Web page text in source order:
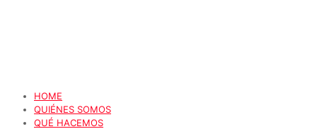
HOME
QUIÉNES SOMOS
QUÉ HACEMOS